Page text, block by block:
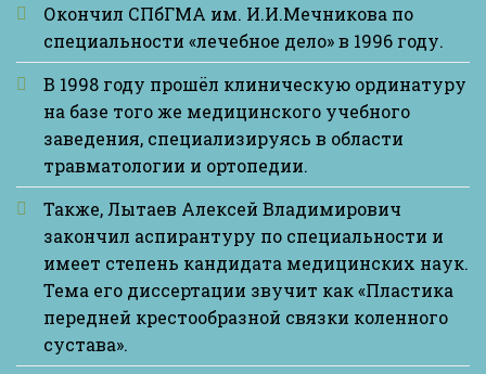
Окончил СПбГМА им. И.И.Мечникова по
специальности «лечебное дело» в 1996 году.
В 1998 году прошёл клиническую ординатуру
на базе того же медицинского учебного
заведения, специализируясь в области
травматологии и ортопедии.
Также, Лытаев Алексей Владимирович
закончил аспирантуру по специальности и
имеет степень кандидата медицинских наук.
Тема его диссертации звучит как «Пластика
передней крестообразной связки коленного
сустава».